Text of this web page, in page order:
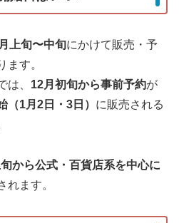
上旬〜中旬にかけて販売・予
ます。
は、 12月初旬から事前予約が
（1月2日・3日） に販売される
から公式・百貨店系を中心に
れます。